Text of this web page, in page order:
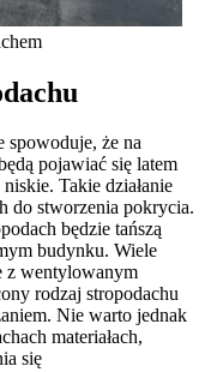
spowoduje, że na
pojawiać się latem
Takie działanie
do stworzenia pokrycia.
będzie tańszą
budynku. Wiele
z wentylowanym
rodzaj stropodachu
Nie warto jednak
materiałach,
się